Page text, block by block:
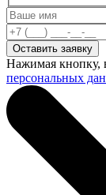
Нажимая кнопку,
персональных